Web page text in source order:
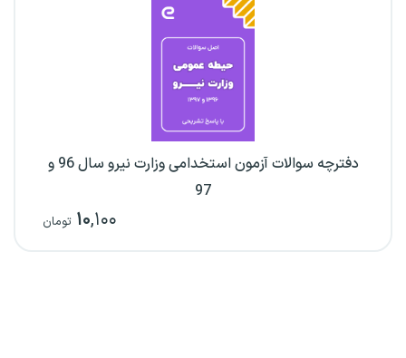
دفترچه سوالات آزمون استخدامی وزارت نیرو سال 96 و
97
۱۰,۱۰۰ تومان